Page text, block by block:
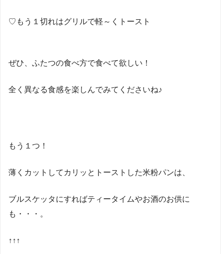
♡もう１切れはグリルで軽～くトースト
ぜひ、ふたつの食べ方で食べて欲しい！
全く異なる食感を楽しんでみてくださいね♪
もう１つ！
薄くカットしてカリッとトーストした米粉パンは、
ブルスケッタにすればティータイムやお酒のお供に
も・・・。
↑↑↑